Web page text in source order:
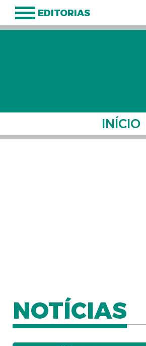
EDITORIAS
INÍCIO
NOTÍCIAS